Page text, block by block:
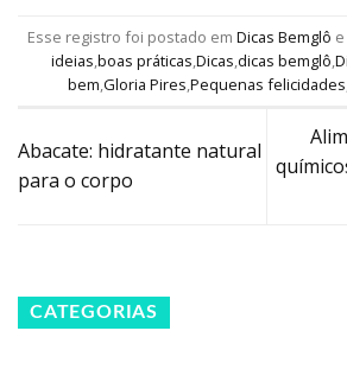
Esse registro foi postado em Dicas Bemglô
ideias,boas práticas,Dicas,dicas bemglô,
bem,Gloria Pires,Pequenas felicidades
Abacate: hidratante natural
para o corpo
CATEGORIAS